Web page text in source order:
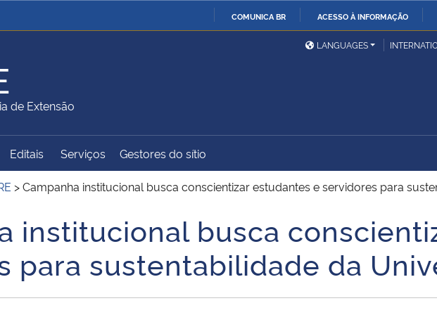
COMUNICA BR ACESSO À INFORMAÇÃO
Ministério da Justiça e
Ministério da Defesa
Ministério das Relações
Exteriores
Ministério do Turismo
Ministério do
Desenvolvimento Regional
União
Gabinete de Segurança
Institucional
Advocacia-Geral da União Banco Central do Brasil
LANGUAGES
de Extensão
do Sítio
Editais Serviços Gestores do sítio
>Campanha institucional busca conscientizar estudantes e servidores para
institucional busca
para sustentabilidade da